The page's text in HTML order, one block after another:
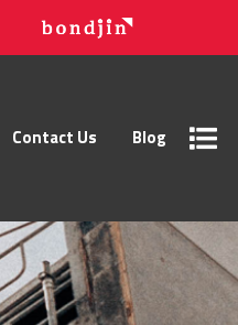
Contact Us Blog